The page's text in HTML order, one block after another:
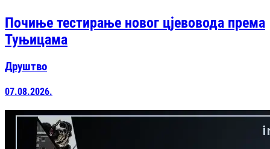
Почиње тестирање новог цјевовода према
Туњицама
Друштво
07.08.2026.